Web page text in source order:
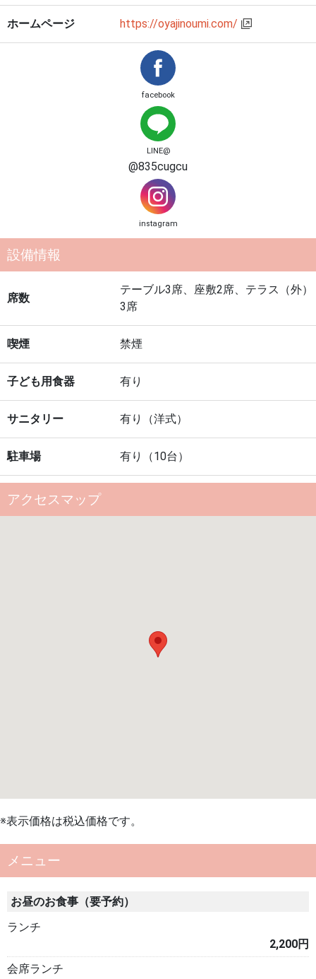
ホームページ https://oyajinoumi.com/
facebook
LINE@
@835cugcu
instagram
設備情報
席数
テーブル3席、座敷2席、テラス（外）
3席
喫煙 禁煙
子ども用食器 有り
サニタリー 有り（洋式）
駐車場 有り（10台）
アクセスマップ
※表示価格は税込価格です。
メニュー
お昼のお食事（要予約）
ランチ
2,200円
会席ランチ